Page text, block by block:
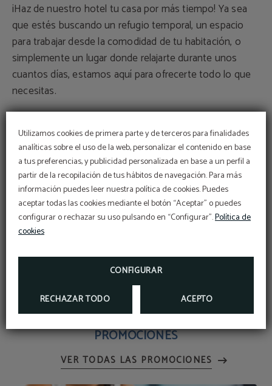
Utilizamos cookies de primera parte y de terceros para finalidades
analíticas sobre el uso de la web, personalizar el contenido en base
a tus preferencias, y publicidad personalizada en base a un perfil a
partir de la recopilación de tus hábitos de navegación. Para más
información puedes leer nuestra política de cookies. Puedes
aceptar todas las cookies mediante el botón “Aceptar” o puedes
configurar o rechazar su uso pulsando en “Configurar”.Política de
cookies
CONFIGURAR
RECHAZAR TODO ACEPTO
¡Haz de nuestro hotel tu casa por más tiempo! Ya sea
que estés buscando un refugio temporal, un espacio
para trabajar desde la comodidad de tu habitación, o
simplemente un lugar donde relajarte durante unos
cuantos días, estamos aquí para ofrecerte todo lo que
necesitas.
tarifa exclusiva!
Te esperamos para que disfrutes de todo lo que
tenemos para ofrecerte!🌟
RESERVAR
PROMOCIONES